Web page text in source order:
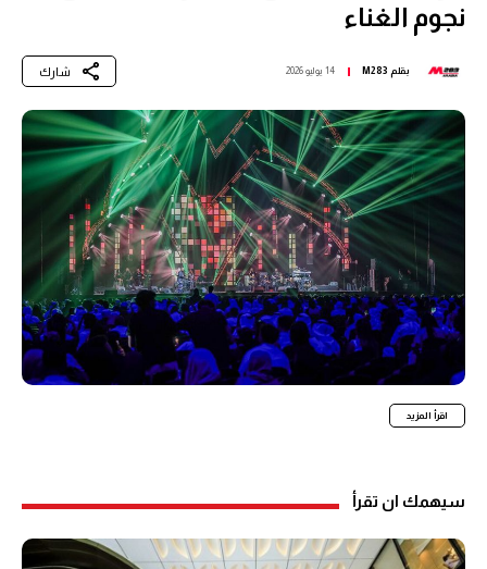
نجوم الغناء
بقلم M283 14 يوليو 2026 شارك
اقرأ المزيد
سيهمك ان تقرأ